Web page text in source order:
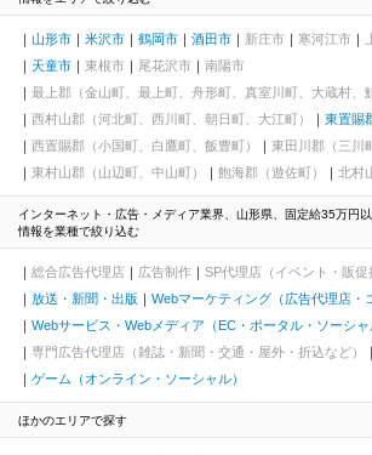
山形市 米沢市 鶴岡市 酒田市 新庄市 寒河江市
天童市
東根市 尾花沢市
南陽市
最上郡（金山町、最上町、舟形町、真室川町、大蔵村、
西村山郡（河北町、西川町、朝日町、大江町）
東置賜
西置賜郡（小国町、白鷹町、飯豊町）
東田川郡（三川
東村山郡（山辺町、中山町）
飽海郡（遊佐町） 北村
インターネット・広告・メディア業界、山形県、固定給35万円
情報を業種で絞り込む
総合広告代理店 広告制作
SP代理店（イベント・販促
放送・新聞・出版
Webマーケティング（広告代理店・
Webサービス・Webメディア（EC・ポータル・ソーシャ
専門広告代理店（雑誌・新聞・交通・屋外・折込など）
ゲーム（オンライン・ソーシャル）
ほかのエリアで探す